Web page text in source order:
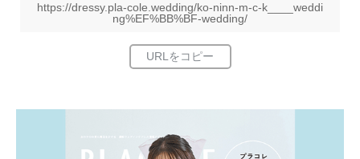
https://dressy.pla-cole.wedding/ko-ninn-m-c-k____weddi
ng%EF%BB%BF-wedding/